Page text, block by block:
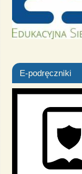
E-podręczniki